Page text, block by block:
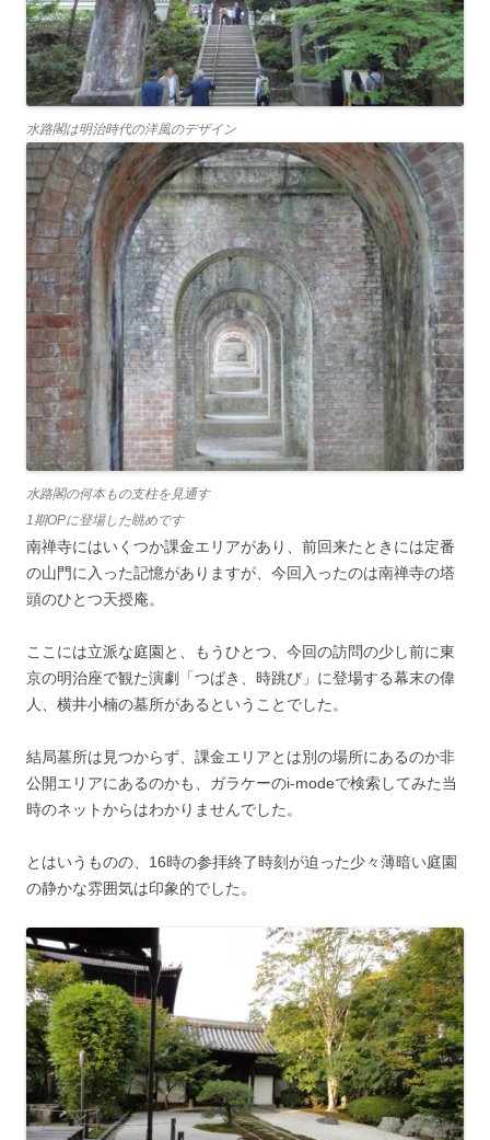
水路閣は明治時代の洋風のデザイン
水路閣の何本もの支柱を見通す
1期OPに登場した眺めです
南禅寺にはいくつか課金エリアがあり、前回来たときには定番
の山門に入った記憶がありますが、今回入ったのは南禅寺の塔
頭のひとつ天授庵。
ここには立派な庭園と、もうひとつ、今回の訪問の少し前に東
京の明治座で観た演劇「つばき、時跳び」に登場する幕末の偉
人、横井小楠の墓所があるということでした。
結局墓所は見つからず、課金エリアとは別の場所にあるのか非
公開エリアにあるのかも、ガラケーのi-modeで検索してみた当
時のネットからはわかりませんでした。
とはいうものの、16時の参拝終了時刻が迫った少々薄暗い庭園
の静かな雰囲気は印象的でした。